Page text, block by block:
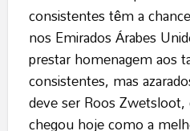
consistentes têm a
nos Emirados Árabes
prestar homenagem aos
consistentes, mas
deve ser Roos Zwetsloot,
chegou hoje como a